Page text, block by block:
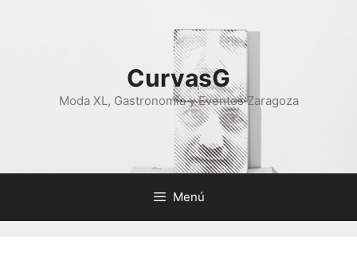
CurvasG
Moda XL, Gastronomía y Eventos Zaragoza
Menú